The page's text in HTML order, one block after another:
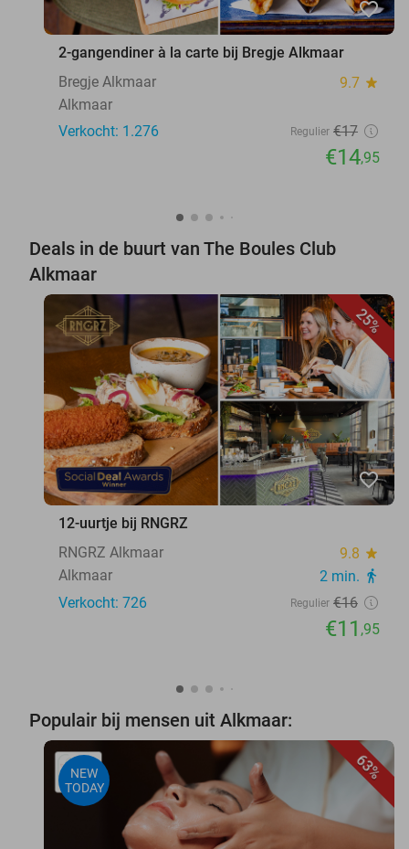
favorite_border
2-gangendiner à la carte bij Bregje Alkmaar
Bregje Alkmaar
9.7 star
Alkmaar
Verkocht: 1.276
Regulier €17
€14,95
Deals in de buurt van The Boules Club
Alkmaar
25%
favorite_border
12-uurtje bij RNGRZ
RNGRZ Alkmaar
9.8 star
Alkmaar 2 min. directions_walk
Verkocht: 726 Regulier €16
€11 ,95
Populair bij mensen uit Alkmaar:
63%
NEW
TODAY